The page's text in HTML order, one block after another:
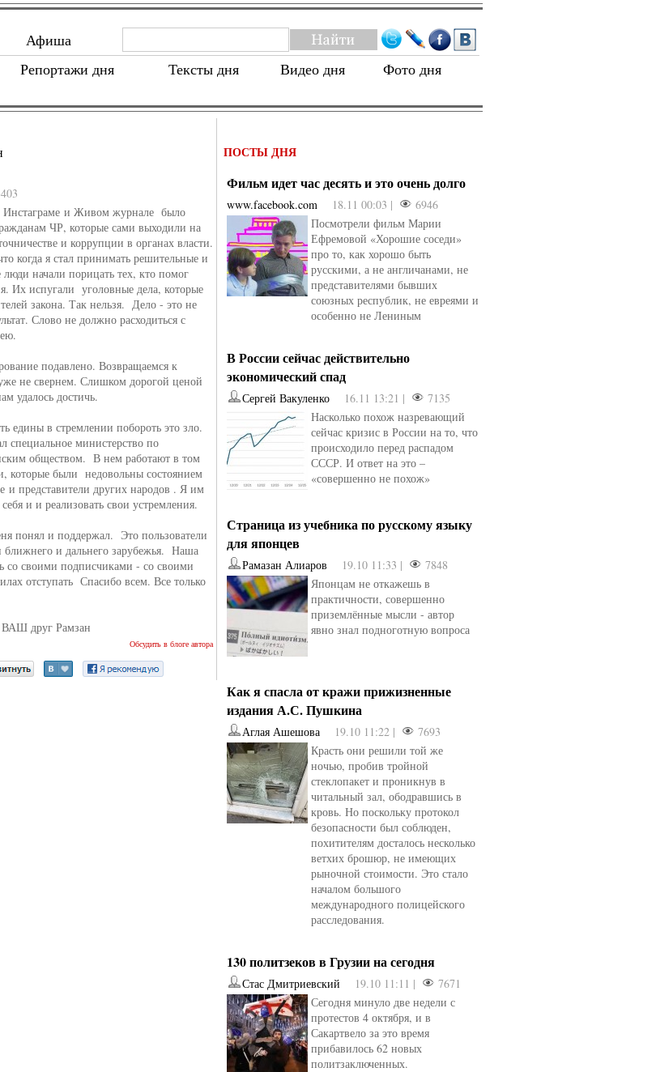
Афиша
Репортажи дня Тексты дня Видео дня Фото дня
Инстаграме и Живом журнале было
ЧР, которые сами выходили на
и коррупции в органах власти.
когда я стал принимать решительные и
начали порицать тех, кто помог
Их испугали уголовные дела, которые
закона. Так нельзя. Дело - это не
Слово не должно расходиться с
подавлено. Возвращаемся к
не свернем. Слишком дорогой ценой
удалось достичь.
едины в стремлении побороть это зло.
специальное министерство по
обществом. В нем работают в том
которые были недовольны состоянием
и представители других народов . Я им
и и реализовать свои устремления.
понял и поддержал. Это пользователи
ближнего и дальнего зарубежья. Наша
со своими подписчиками - со своими
отступать Спасибо всем. Все только
друг Рамзан
Обсудить в блоге автора
ПОСТЫ ДНЯ
Фильм идет час десять и это очень долго
www.facebook.com 18.11 00:03 |
6946
Посмотрели фильм Марии
Ефремовой «Хорошие соседи»
про то, как хорошо быть
русскими, а не англичанами, не
представителями бывших
союзных республик, не евреями и
особенно не Лениным
В России сейчас действительно
экономический спад
Сергей Вакуленко 16.11 13:21 |
7135
Насколько похож назревающий
сейчас кризис в России на то, что
происходило перед распадом
СССР. И ответ на это –
«совершенно не похож»
Страница из учебника по русскому языку
для японцев
Рамазан Алиаров 19.10 11:33 |
7848
Японцам не откажешь в
практичности, совершенно
приземлённые мысли - автор
явно знал подноготную вопроса
Как я спасла от кражи прижизненные
издания А.С. Пушкина
Аглая Ашешова 19.10 11:22 |
7693
Красть они решили той же
ночью, пробив тройной
стеклопакет и проникнув в
читальный зал, ободравшись в
кровь. Но поскольку протокол
безопасности был соблюден,
похитителям досталось несколько
ветхих брошюр, не имеющих
рыночной стоимости. Это стало
началом большого
международного полицейского
расследования.
130 политзеков в Грузии на сегодня
Стас Дмитриевский 19.10 11:11 |
7671
Сегодня минуло две недели с
протестов 4 октября, и в
Сакартвело за это время
прибавилось 62 новых
политзаключенных.